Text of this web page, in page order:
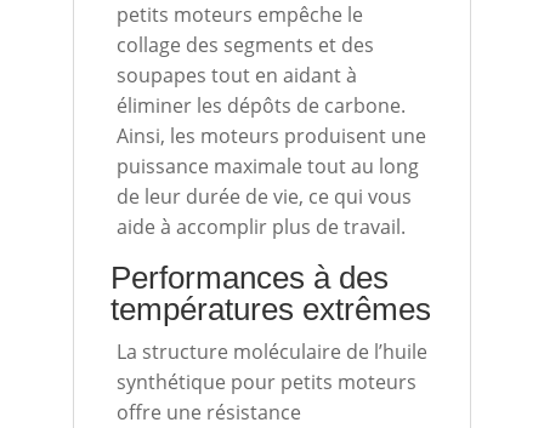
petits moteurs empêche le
collage des segments et des
soupapes tout en aidant à
éliminer les dépôts de carbone.
Ainsi, les moteurs produisent une
puissance maximale tout au long
de leur durée de vie, ce qui vous
aide à accomplir plus de travail.
Performances à des
températures extrêmes
La structure moléculaire de l’huile
synthétique pour petits moteurs
offre une résistance